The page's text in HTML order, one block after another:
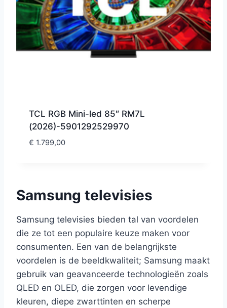
TCL RGB Mini-led 85″ RM7L
(2026)-5901292529970
€ 1.799,00
Samsung televisies
Samsung televisies bieden tal van voordelen
die ze tot een populaire keuze maken voor
consumenten. Een van de belangrijkste
voordelen is de beeldkwaliteit; Samsung maakt
gebruik van geavanceerde technologieën zoals
QLED en OLED, die zorgen voor levendige
kleuren, diepe zwarttinten en scherpe